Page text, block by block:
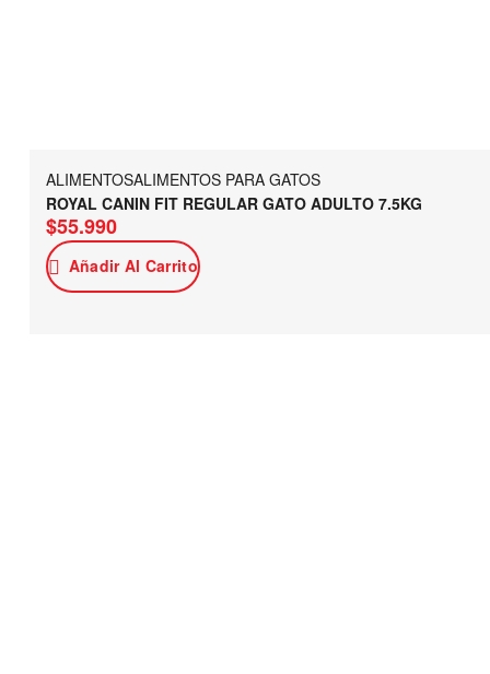
ALIMENTOSALIMENTOS PARA GATOS
ROYAL CANIN FIT REGULAR GATO ADULTO 7.5KG
$55.990
Añadir Al Carrito